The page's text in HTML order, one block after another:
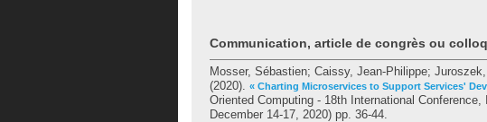
Communication, article de congrès ou
Mosser, Sébastien; Caissy, Jean-Philippe;
(2020). « Charting Microservices to Support Services'
Oriented Computing - 18th International
December 14-17, 2020) pp. 36-44.